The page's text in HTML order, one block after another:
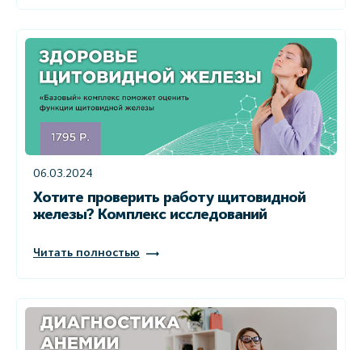
06.03.2024
Хотите проверить работу щитовидной
железы? Комплекс исследований
Читать полностью